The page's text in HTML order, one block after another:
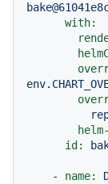
with:
id:
- name: